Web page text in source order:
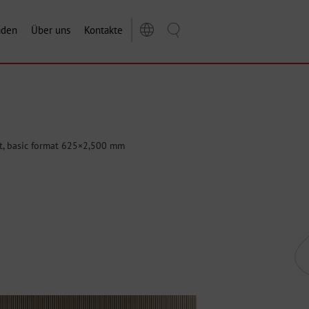
Über uns Kontakte
basic format 625×2,500 mm